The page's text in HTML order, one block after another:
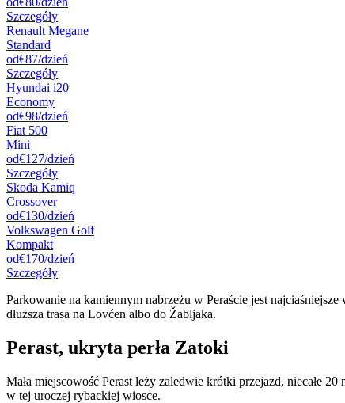
Szczegóły
Renault Megane
Standard
od€87/dzień
Szczegóły
Hyundai i20
Economy
od€98/dzień
Fiat 500
Mini
od€127/dzień
Szczegóły
Skoda Kamiq
Crossover
od€130/dzień
Volkswagen Golf
Kompakt
od€170/dzień
Szczegóły
Parkowanie na kamiennym nabrzeżu w Peraście jest najciaśniejsze
dłuższa trasa na Lovćen albo do Žabljaka.
Perast, ukryta perła Zatoki
Mała miejscowość Perast leży zaledwie krótki przejazd, niecałe
w tej uroczej rybackiej wiosce.